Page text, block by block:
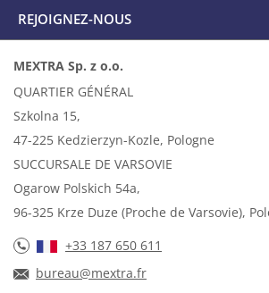
REJOIGNEZ-NOUS
MEXTRA Sp. z o.o.
QUARTIER GÉNÉRAL
Szkolna 15,
47-225 Kedzierzyn-Kozle, Pologne
SUCCURSALE DE VARSOVIE
Ogarow Polskich 54a,
96-325 Krze Duze (Proche de Varsovie),
+33 187 650 611
bureau@mextra.fr